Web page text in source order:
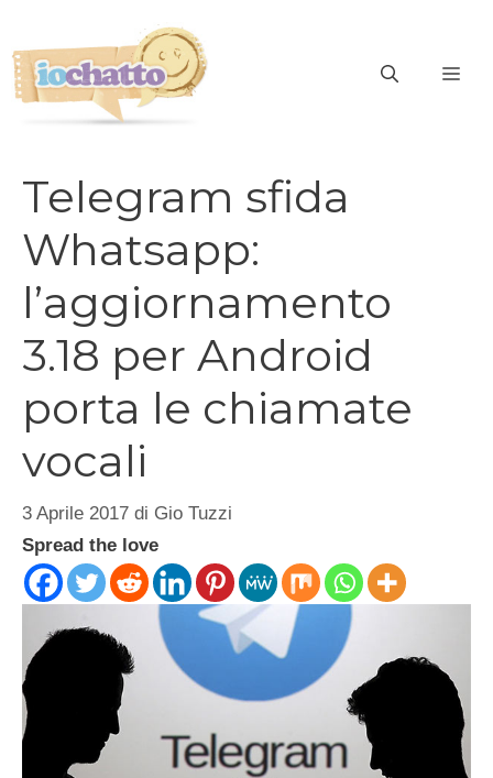
contenuto
Telegram sfida
Whatsapp:
l’aggiornamento
3.18 per Android
porta le chiamate
vocali
3 Aprile 2017 di Gio Tuzzi
Spread the love